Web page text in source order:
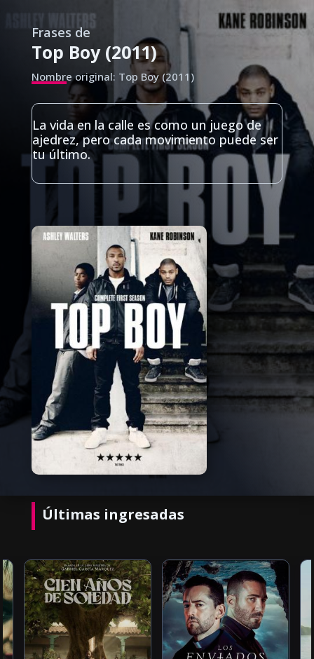
Frases de
Top Boy (2011)
Nombre original: Top Boy (2011)
La vida en la calle es como un juego de
ajedrez, pero cada movimiento puede ser
tu último.
Últimas ingresadas